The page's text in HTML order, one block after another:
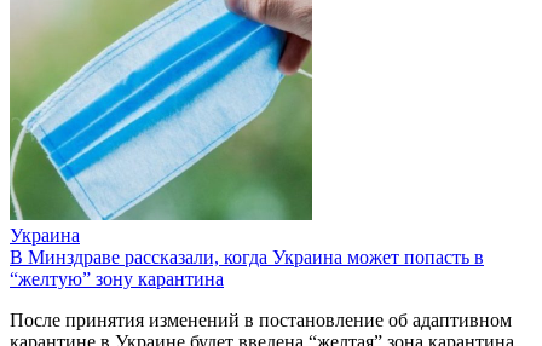
Украина
В Минздраве рассказали, когда Украина может попасть в
“желтую” зону карантина
После принятия изменений в постановление об адаптивном